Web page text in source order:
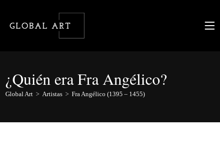
contenido
¿Quién era Fra Angélico?
Global Art > Artistas > Fra Angélico (1395 – 1455)